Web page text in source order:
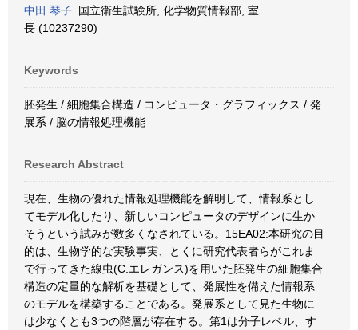
中田 琴子 国立衛生試験所, 化学物質情報部, 室
長 (10237290)
Keywords
胚発生 / 細胞集合構造 / コンピュータ・グラフィックス / 発
展系 / 脳の情報処理機能
Research Abstract
現在、生物の優れた情報処理機能を解明して、情報系とし
てモデル化したり、新しいコンピュータのデザインに生か
そうという試みが数多くなされている。15EA02:本研究の目
的は、生物学的な実験事実、とくに研究代表者らがこれま
で行ってきた線虫(C.エレガンス)を用いた胚発生の細胞集合
構造の定量的な解析を基礎として、発展性を備えた情報系
のモデルを構築することである。発展系として見た生物に
は少なくとも3つの階層が存在する。第1は分子レベル、す